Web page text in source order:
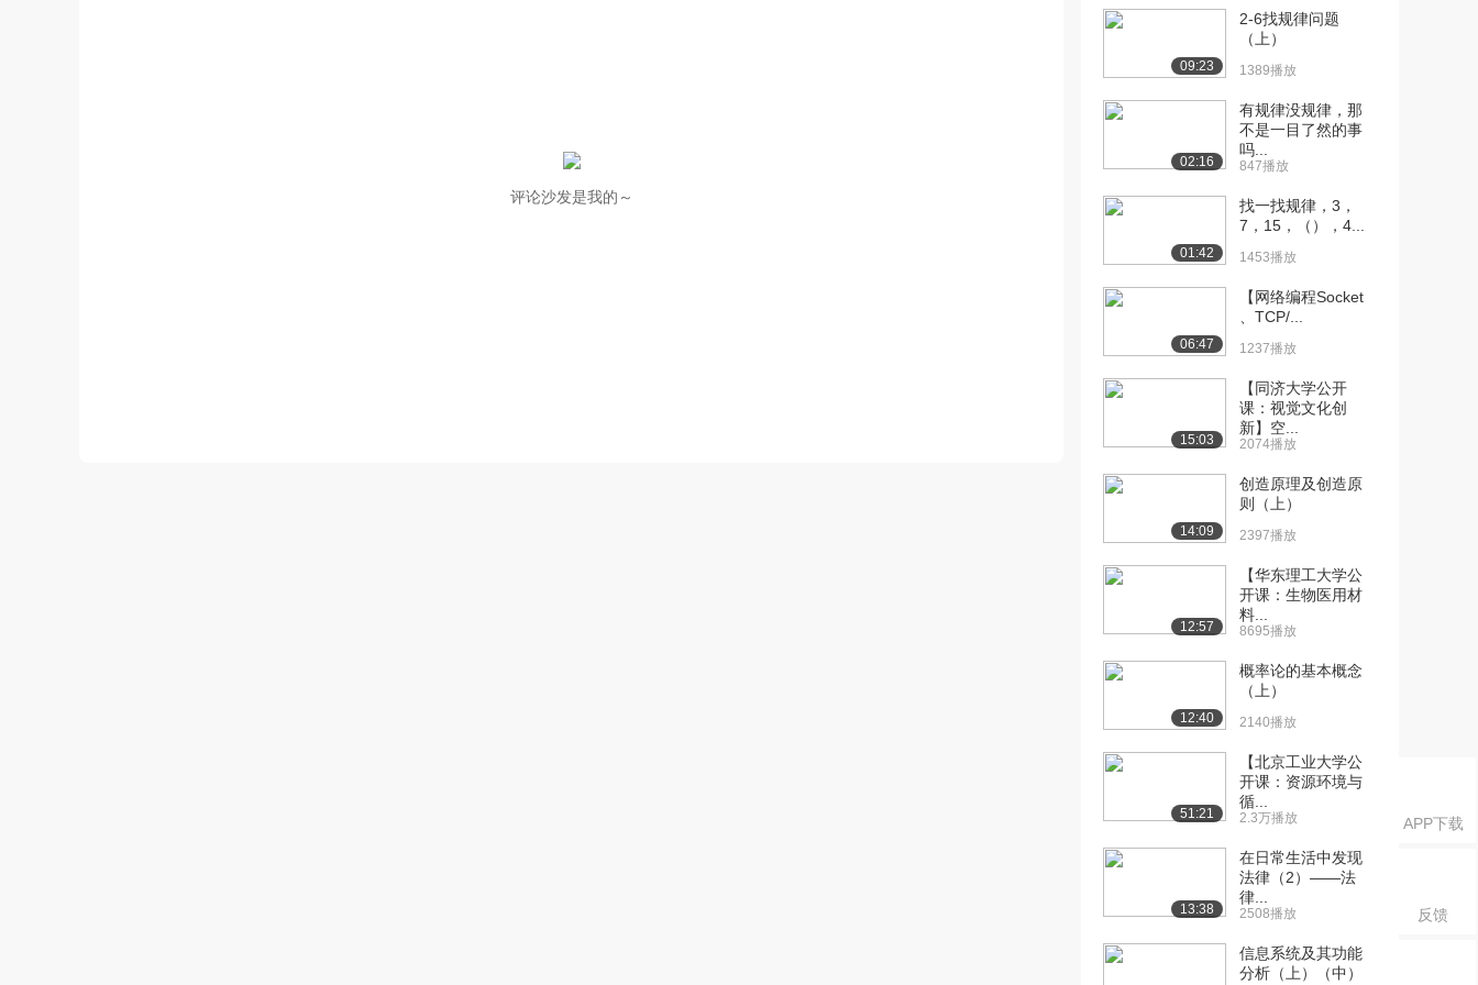
APP下载
反馈
评论沙发是我的～
[10] 聊一聊TCP中的端口
[11] TCP场景问题1
1555播放
01:01
[12] TCP场景问题2
00:50
[14] 讲一讲telnet的用法 01:32
[15] 讲一讲tcpdump的用
法
1404播放
[16] 讲一讲wireshark的用
881播放
[17] TCP和UDP的区别
[18] 如果要你来设计一个
QQ，在网络协议...
01:54
[19] 京东二面：TCP的三
次握手和四次挥...
726播放
02:03
[20] day-OSI与TCP-IP5层
20:49
[21] day-OSI与TCP-IP5层
20:59
[22] day-OSI与TCP-IP5层
21:09
09:23
2-6找规律问题
（上）
1389播放
02:16
有规律没规律，那
不是一目了然的事
吗...
847播放
01:42
找一找规律，3，
7，15，（），4...
1453播放
06:47
【网络编程Socket
、TCP/...
1237播放
15:03
【同济大学公开
课：视觉文化创
新】空...
2074播放
14:09
创造原理及创造原
则（上）
2397播放
12:57
【华东理工大学公
开课：生物医用材
料...
8695播放
12:40
概率论的基本概念
（上）
2140播放
51:21
【北京工业大学公
开课：资源环境与
循...
2.3万播放
13:38
在日常生活中发现
法律（2）——法
律...
2508播放
信息系统及其功能
分析（上）（中）